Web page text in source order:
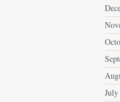
July